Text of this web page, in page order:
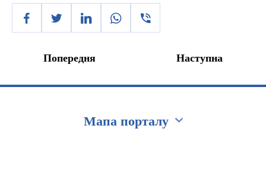
Попередня Наступна
Мапа порталу